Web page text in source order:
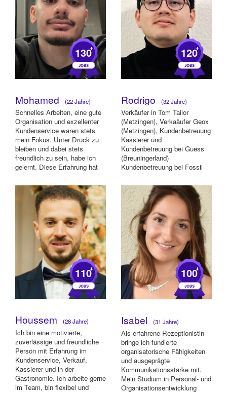
130+
Mohamed (22 Jahre)
Schnelles Arbeiten, eine gute
Organisation und exzellenter
Kundenservice waren stets
mein Fokus. Unter Druck zu
bleiben und dabei stets
freundlich zu sein, habe ich
gelernt. Diese Erfahrung hat
120+
Rodrigo (32 Jahre)
Verkäufer in Tom Tailor
(Metzingen), Verkaäufer Geox
(Metzingen), Kundenbetreuung
Kassierer und
Kundenbetreuung bei Guess
(Breuningerland)
Kundenbetreuung bei Fossil
Qualitätsk...
110+
Houssem (28 Jahre)
Ich bin eine motivierte,
zuverlässige und freundliche
Person mit Erfahrung im
Kundenservice, Verkauf,
Kassierer und in der
Gastronomie. Ich arbeite gerne
im Team, bin flexibel und
100+
Isabel (31 Jahre)
Als erfahrene Rezeptionistin
bringe ich fundierte
organisatorische Fähigkeiten
und ausgeprägte
Kommunikationsstärke mit.
Mein Studium in Personal- und
Organisationsentwicklung